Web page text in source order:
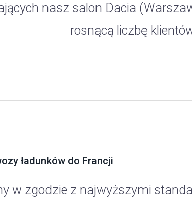
nasz salon Dacia
rosnącą liczbę
ładunków do Francji
w zgodzie z najwyższymi